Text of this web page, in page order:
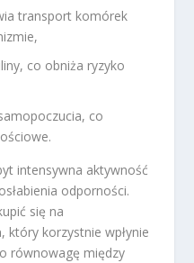
transport komórek
co obniża ryzyko
co
intensywna aktywność
odporności.
się na
, który korzystnie wpłynie
równowagę między